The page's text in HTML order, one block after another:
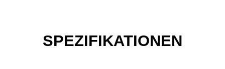
SPEZIFIKATIONEN